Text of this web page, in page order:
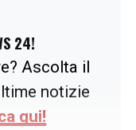
24!
Ascolta il
notizie
qui!